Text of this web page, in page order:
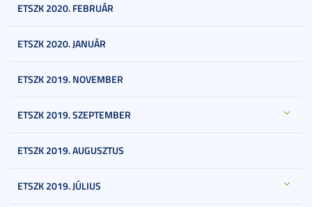
ETSZK 2020. FEBRUÁR
ETSZK 2020. JANUÁR
ETSZK 2019. NOVEMBER
ETSZK 2019. SZEPTEMBER
ETSZK 2019. AUGUSZTUS
ETSZK 2019. JÚLIUS